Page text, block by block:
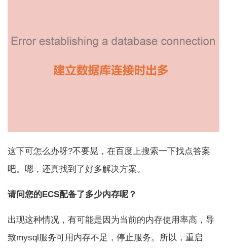
这下可怎么办呀?不要晃，在百度上搜索一下找点答案
吧。嗯，还真找到了好多解决方案。
请问您的ECS配备了多少内存呢？
出现这种情况，有可能是因为当前的内存使用率高，导
致mysql服务可用内存不足，停止服务。所以，重启